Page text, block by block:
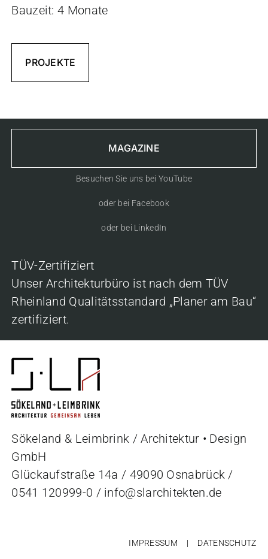
Bauzeit: 4 Monate
PROJEKTE
MAGAZINE
Besuchen Sie uns bei YouTube
oder bei Facebook
oder bei LinkedIn
TÜV-Zertifiziert
Unser Architekturbüro ist nach dem TÜV
Rheinland Qualitätsstandard „Planer am Bau“
zertifiziert.
Sökeland & Leimbrink / Architektur • Design
GmbH
Glückaufstraße 14a / 49090 Osnabrück /
0541 120999-0 / info@slarchitekten.de
IMPRESSUM DATENSCHUTZ